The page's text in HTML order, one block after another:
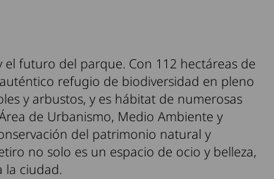
futuro del parque. Con 112 hectáreas de
refugio de biodiversidad en pleno
y arbustos, y es hábitat de numerosas
de Urbanismo, Medio Ambiente y
del patrimonio natural y
no solo es un espacio de ocio y belleza,
la ciudad.